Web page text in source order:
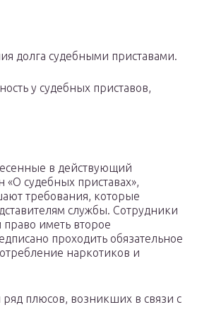
долга судебными приставами.
у судебных приставов,
в действующий
судебных приставах»,
требования, которые
службы. Сотрудники
право иметь второе
проходить обязательное
наркотиков и
ряд плюсов, возникших в связи с